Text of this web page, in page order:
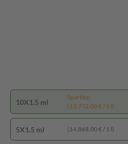
10X1.5 ml
Spartipp
(13.772,00 € / 1 l)
5X1.5 ml (14.868,00 € / 1 l)